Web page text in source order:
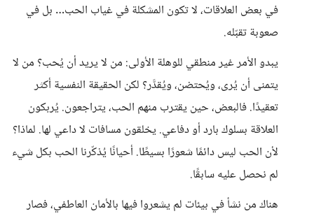
في بعض العلاقات، لا تكون المشكلة في غياب الحب… بل في
صعوبة تقبّله.
يبدو الأمر غير منطقي للوهلة الأولى: من لا يريد أن يُحب؟ من لا
يتمنى أن يُرى، ويُحتضن، ويُقدَّر؟ لكن الحقيقة النفسية أكثر
تعقيدًا. فالبعض، حين يقترب منهم الحب، يتراجعون. يُربكون
العلاقة بسلوك بارد أو دفاعي. يخلقون مسافات لا داعي لها. لماذا؟
لأن الحب ليس دائمًا شعورًا بسيطًا. أحيانًا يُذكّرنا الحب بكل شيء
لم نحصل عليه سابقًا.
هناك من نشأ في بيئات لم يشعروا فيها بالأمان العاطفي، فصار